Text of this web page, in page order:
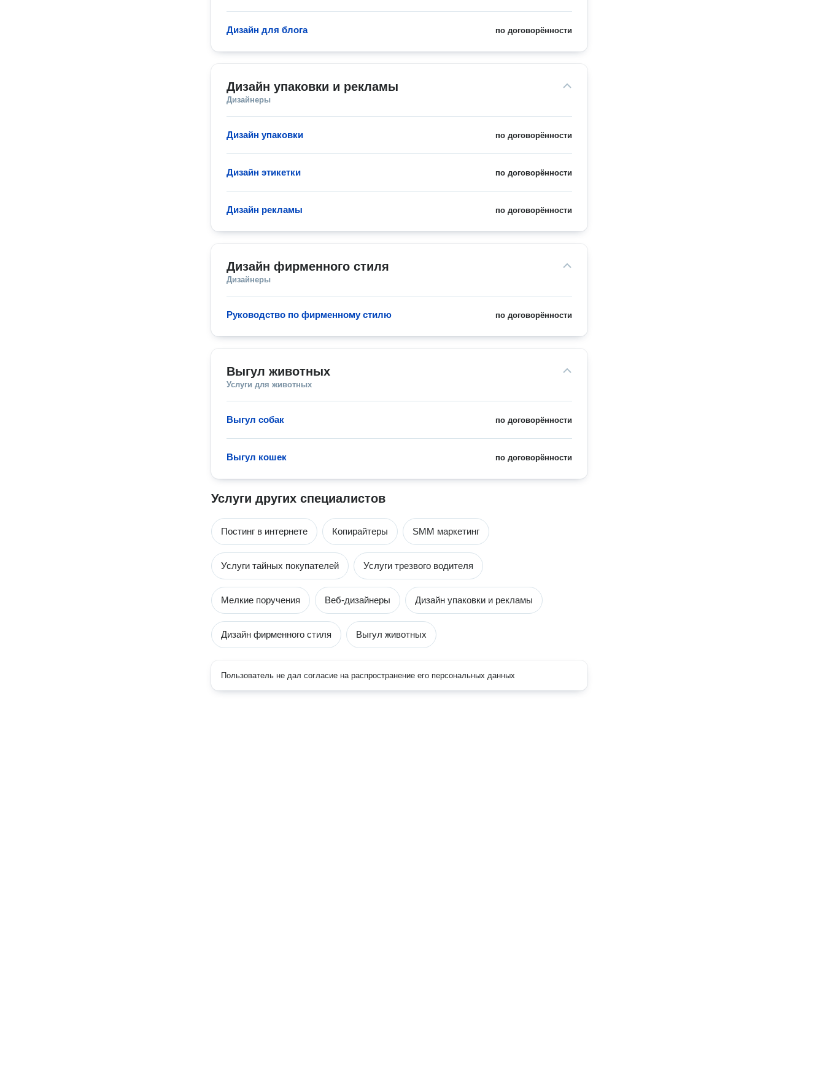
по договорённости
Дизайн для блога
Дизайн упаковки и рекламы
Дизайнеры
по договорённости
Дизайн упаковки
по договорённости
Дизайн этикетки
по договорённости
Дизайн рекламы
Дизайн фирменного стиля
Дизайнеры
по договорённости
Руководство по фирменному стилю
Выгул животных
Услуги для животных
по договорённости
Выгул собак
по договорённости
Выгул кошек
Услуги других специалистов
Постинг в интернете Копирайтеры SMM маркетинг
Услуги тайных покупателей Услуги трезвого водителя
Мелкие поручения Веб-дизайнеры Дизайн упаковки и рекламы
Дизайн фирменного стиля Выгул животных
Пользователь не дал согласие на распространение его персональных данных